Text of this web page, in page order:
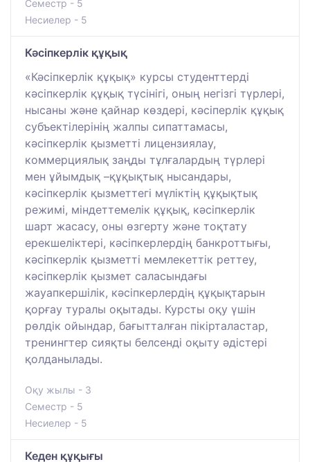
Семестр - 5
Несиелер - 5
Кәсіпкерлік құқық
«Кәсіпкерлік құқық» курсы студенттерді
кәсіпкерлік құқық түсінігі, оның негізгі түрлері,
нысаны және қайнар көздері, кәсіперлік құқық
субъектілерінің жалпы сипаттамасы,
кәсіпкерлік қызметті лицензиялау,
коммерциялық заңды тұлғалардың түрлері
мен ұйымдық –құқықтық нысандары,
кәсіпкерлік қызметтегі мүліктің құқықтық
режимі, міндеттемелік құқық, кәсіпкерлік
шарт жасасу, оны өзгерту және тоқтату
ерекшеліктері, кәсіпкерлердің банкроттығы,
кәсіпкерлік қызметті мемлекеттік реттеу,
кәсіпкерлік қызмет саласындағы
жауапкершілік, кәсіпкерлердің құқықтарын
қорғау туралы оқытады. Курсты оқу үшін
рөлдік ойындар, бағытталған пікірталастар,
тренингтер сияқты белсенді оқыту әдістері
қолданылады.
Оқу жылы - 3
Семестр - 5
Несиелер - 5
Кеден құқығы